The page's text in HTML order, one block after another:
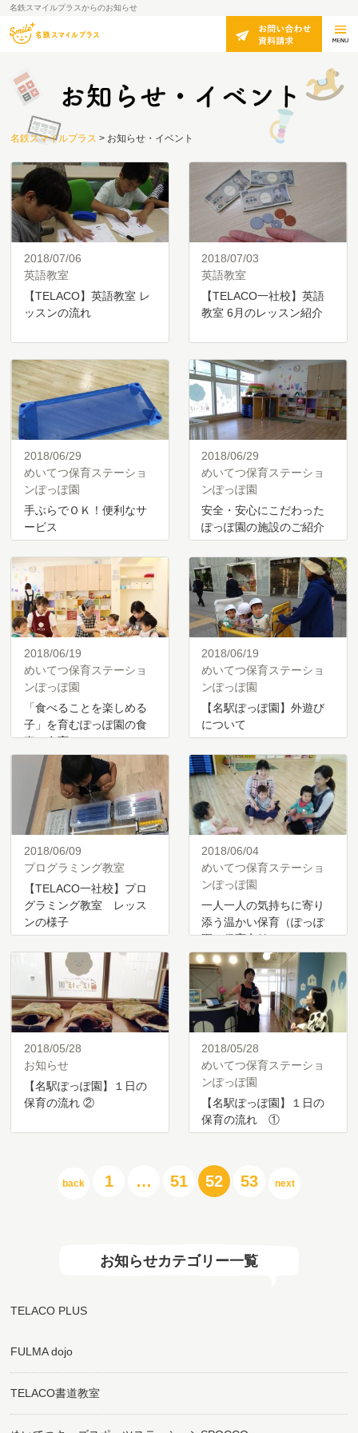
名鉄スマイルプラスからのお知らせ
名鉄スマイルプラス > お知らせ・イベント
2018/07/06
英語教室
【TELACO】英語教室 レ
ッスンの流れ
2018/07/03
英語教室
【TELACO一社校】英語
教室 6月のレッスン紹介
2018/06/29
めいてつ保育ステーショ
ンぽっぽ園
手ぶらでＯＫ！便利なサ
ービス
2018/06/29
めいてつ保育ステーショ
ンぽっぽ園
安全・安心にこだわった
ぽっぽ園の施設のご紹介
2018/06/19
めいてつ保育ステーショ
ンぽっぽ園
「食べることを楽しめる
子」を育むぽっぽ園の食
事・食育
2018/06/19
めいてつ保育ステーショ
ンぽっぽ園
【名駅ぽっぽ園】外遊び
について
2018/06/09
プログラミング教室
【TELACO一社校】プロ
グラミング教室 レッス
ンの様子
2018/06/04
めいてつ保育ステーショ
ンぽっぽ園
一人一人の気持ちに寄り
添う温かい保育（ぽっぽ
園の保育方針）
2018/05/28
お知らせ
【名駅ぽっぽ園】１日の
保育の流れ ②
2018/05/28
めいてつ保育ステーショ
ンぽっぽ園
【名駅ぽっぽ園】１日の
保育の流れ ①
back 1 … 51 52 53 next
お知らせカテゴリー一覧
TELACO PLUS
FULMA dojo
TELACO書道教室